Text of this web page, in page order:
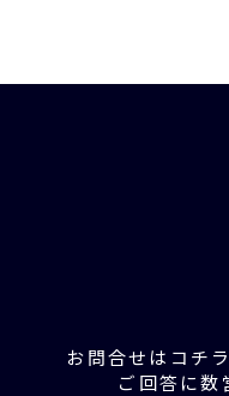
お問合せはコチ
ご回答に数